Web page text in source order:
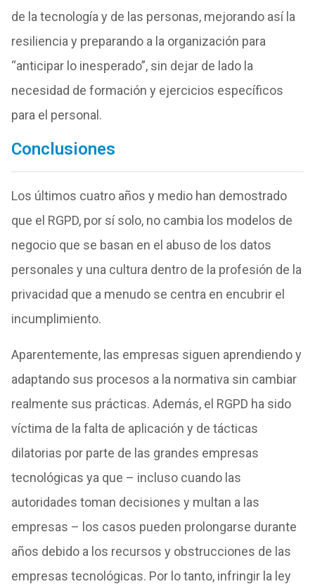
de la tecnología y de las personas, mejorando así la
resiliencia y preparando a la organización para
“anticipar lo inesperado”, sin dejar de lado la
necesidad de formación y ejercicios específicos
para el personal.
Conclusiones
Los últimos cuatro años y medio han demostrado
que el RGPD, por sí solo, no cambia los modelos de
negocio que se basan en el abuso de los datos
personales y una cultura dentro de la profesión de la
privacidad que a menudo se centra en encubrir el
incumplimiento.
Aparentemente, las empresas siguen aprendiendo y
adaptando sus procesos a la normativa sin cambiar
realmente sus prácticas. Además, el RGPD ha sido
víctima de la falta de aplicación y de tácticas
dilatorias por parte de las grandes empresas
tecnológicas ya que – incluso cuando las
autoridades toman decisiones y multan a las
empresas – los casos pueden prolongarse durante
años debido a los recursos y obstrucciones de las
empresas tecnológicas. Por lo tanto, infringir la ley